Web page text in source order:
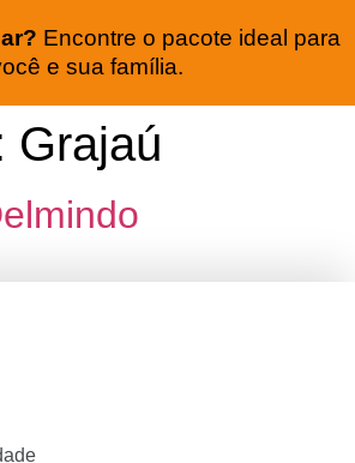
Encontre o pacote ideal para
e sua família.
Grajaú